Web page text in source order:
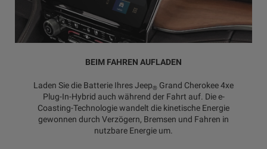
BEIM FAHREN AUFLADEN
Laden Sie die Batterie Ihres Jeep® Grand Cherokee 4xe
Plug-In-Hybrid auch während der Fahrt auf. Die e-
Coasting-Technologie wandelt die kinetische Energie
gewonnen durch Verzögern, Bremsen und Fahren in
nutzbare Energie um.